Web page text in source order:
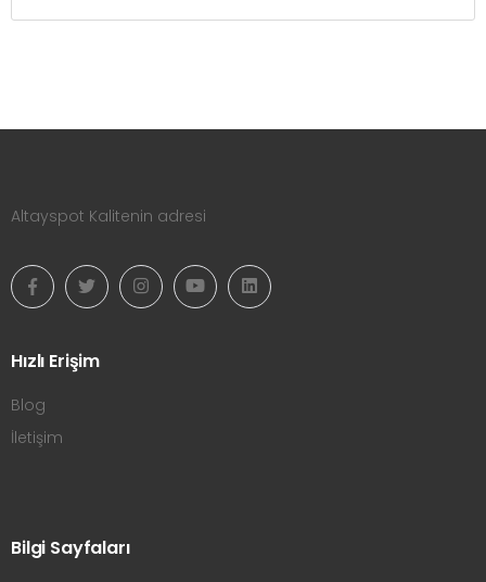
Altayspot Kalitenin adresi
Hızlı Erişim
Blog
İletişim
Bilgi Sayfaları